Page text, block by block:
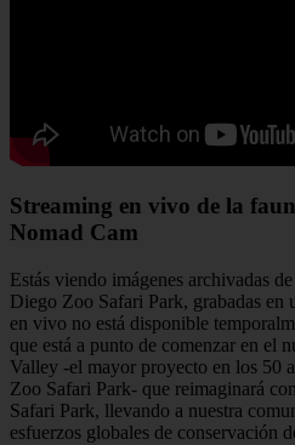
Streaming en vivo de la
Nomad Cam
Estás viendo imágenes archivadas
Diego Zoo Safari Park, grabadas en
en vivo no está disponible
que está a punto de comenzar en el
Valley -el mayor proyecto en los 50
Zoo Safari Park- que reimaginará
Safari Park, llevando a nuestra
esfuerzos globales de conservación